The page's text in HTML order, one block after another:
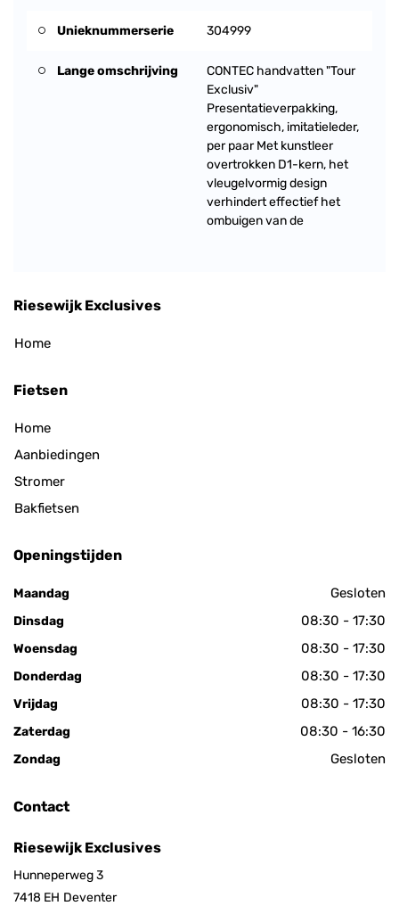
Unieknummerserie 304999
Lange omschrijving
CONTEC handvatten "Tour
Exclusiv"
Presentatieverpakking,
ergonomisch, imitatieleder,
per paar Met kunstleer
overtrokken D1-kern, het
vleugelvormig design
verhindert effectief het
ombuigen van de
Riesewijk Exclusives
Home
Fietsen
Home
Aanbiedingen
Stromer
Bakfietsen
Openingstijden
Maandag Gesloten
Dinsdag 08:30 - 17:30
Woensdag 08:30 - 17:30
Donderdag 08:30 - 17:30
Vrijdag 08:30 - 17:30
Zaterdag 08:30 - 16:30
Zondag Gesloten
Contact
Riesewijk Exclusives
Hunneperweg 3
7418 EH Deventer